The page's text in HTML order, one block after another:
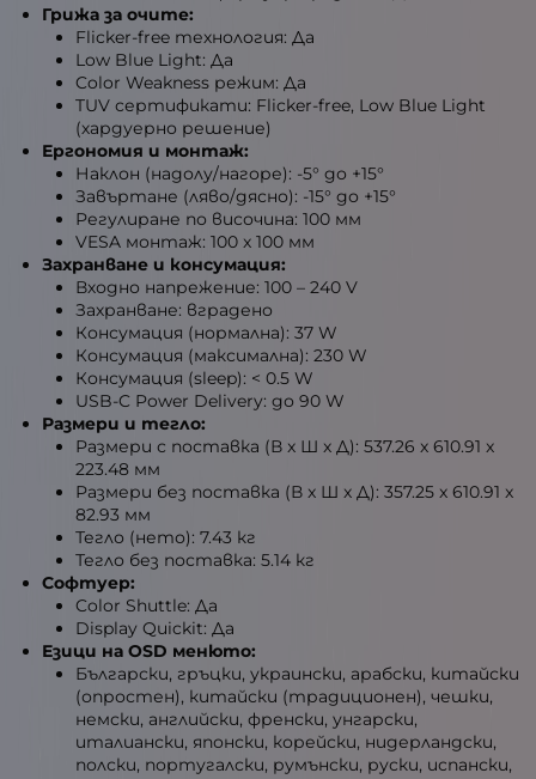
Грижа за очите:
Flicker-free технология: Да
Low Blue Light: Да
Color Weakness режим: Да
TUV сертификати: Flicker-free, Low Blue Light
(хардуерно решение)
Ергономия и монтаж:
Наклон (надолу/нагоре): -5° до +15°
Завъртане (ляво/дясно): -15° до +15°
Регулиране по височина: 100 мм
VESA монтаж: 100 x 100 мм
Захранване и консумация:
Входно напрежение: 100 – 240 V
Захранване: вградено
Консумация (нормална): 37 W
Консумация (максимална): 230 W
Консумация (sleep): < 0.5 W
USB-C Power Delivery: до 90 W
Размери и тегло:
Размери с поставка (В x Ш x Д): 537.26 x 610.91 x
223.48 мм
Размери без поставка (В x Ш x Д): 357.25 x 610.91 x
82.93 мм
Тегло (нето): 7.43 кг
Тегло без поставка: 5.14 кг
Софтуер:
Color Shuttle: Да
Display Quickit: Да
Езици на OSD менюто:
Български, гръцки, украински, арабски, китайски
(опростен), китайски (традиционен), чешки,
немски, английски, френски, унгарски,
италиански, японски, корейски, нидерландски,
полски, португалски, румънски, руски, испански,